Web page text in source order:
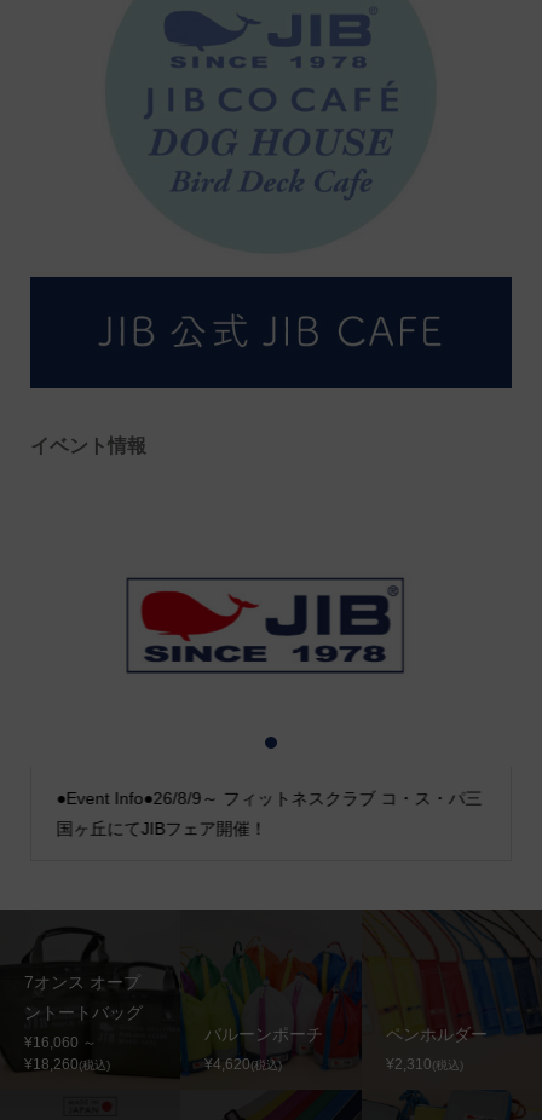
イベント情報
●Event Info●26/8/9～ フィットネスクラブ コ・ス・パ三
国ヶ丘にてJIBフェア開催！
2
7オンス オープ
ントートバッグ
¥16,060 ～
¥18,260(税込)
バルーンポーチ
¥4,620(税込)
ペンホルダー
¥2,310(税込)